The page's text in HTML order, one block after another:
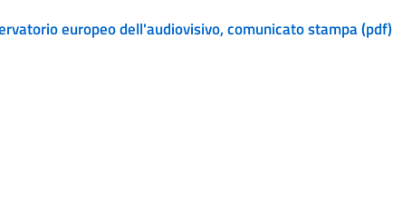
europeo dell'audiovisivo, comunicato stampa (pdf)